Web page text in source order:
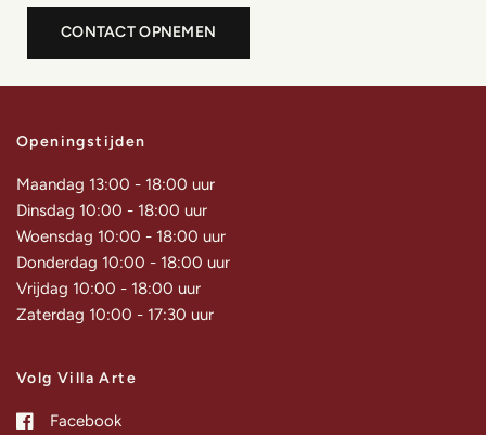
CONTACT OPNEMEN
Openingstijden
Maandag 13:00 - 18:00 uur
Dinsdag 10:00 - 18:00 uur
Woensdag 10:00 - 18:00 uur
Donderdag 10:00 - 18:00 uur
Vrijdag 10:00 - 18:00 uur
Zaterdag 10:00 - 17:30 uur
Volg Villa Arte
Facebook